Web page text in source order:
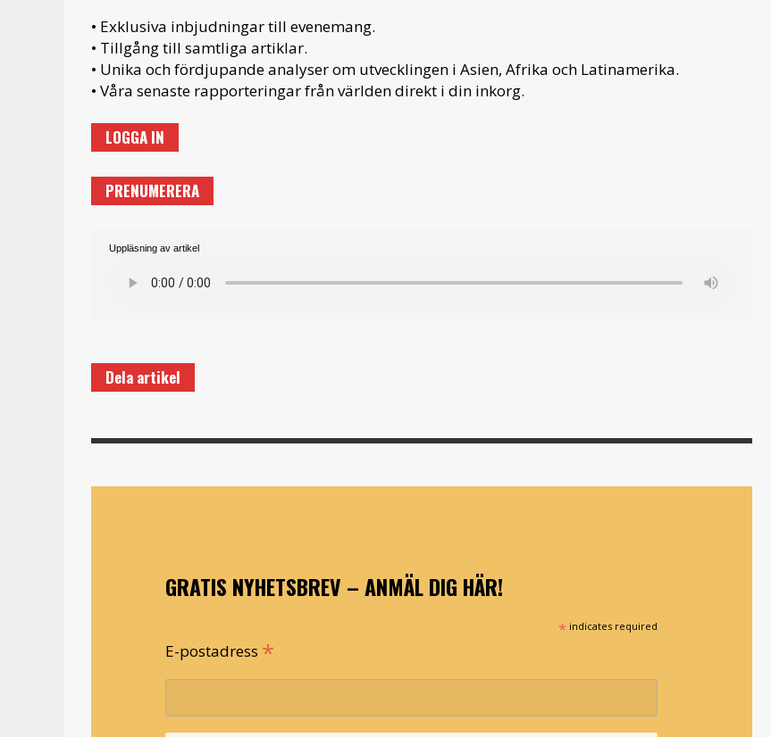
• Exklusiva inbjudningar till evenemang.
• Tillgång till samtliga artiklar.
• Unika och fördjupande analyser om utvecklingen i Asien, Afrika och Latinamerika.
• Våra senaste rapporteringar från världen direkt i din inkorg.
LOGGA IN
PRENUMERERA
Uppläsning av artikel
Dela artikel
GRATIS NYHETSBREV – ANMÄL DIG HÄR!
* indicates required
E-postadress *